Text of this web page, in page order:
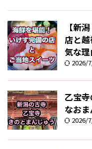
【新
店と
気な理
2026/
乙宝
なお
2026/